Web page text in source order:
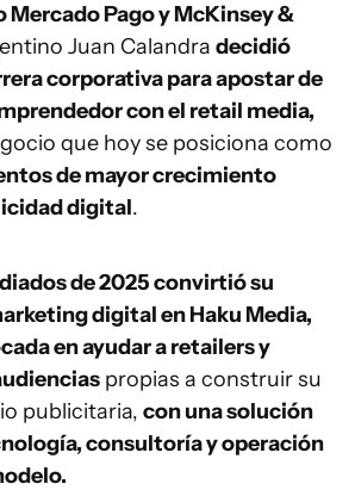
Pago y McKinsey &
Juan Calandra decidió
corporativa para apostar de
con el retail media,
que hoy se posiciona como
de mayor crecimiento
digital.
de 2025 convirtió su
digital en Haku Media,
en ayudar a retailers y
propias a construir su
publicitaria, con una solución
consultoría y operación